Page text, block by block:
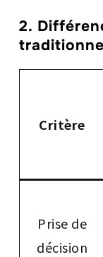
2.
Critère
Prise de
décision